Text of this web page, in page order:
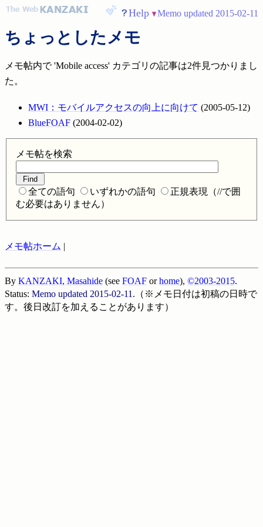
Help Memo updated 2015-02-11
ちょっとしたメモ
メモ帖内で 'Mobile access' カテゴリの記事は2件見つかりまし
た。
MWI：モバイルアクセスの向上に向けて (2005-05-12)
BlueFOAF (2004-02-02)
メモ帖を検索
全ての語句 いずれかの語句
正規表現（//で囲
む必要はありません）
メモ帖ホーム |
By KANZAKI, Masahide (see FOAF orhome), ©2003-2015.
Status: Memo updated 2015-02-11 .（※メモ日付は初稿の日時で
す。後日改訂を加えることがあります）